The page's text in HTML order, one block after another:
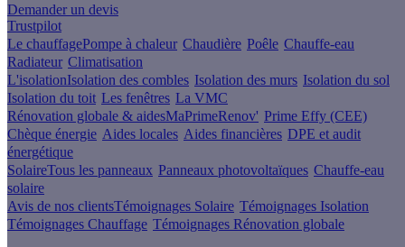
Demander un devis
Trustpilot
Le chauffagePompe à chaleur Chaudière Poêle Chauffe-eau
Radiateur Climatisation
L'isolationIsolation des combles Isolation des murs Isolation du sol
Isolation du toit Les fenêtres La VMC
Rénovation globale & aidesMaPrimeRenov' Prime Effy (CEE)
Chèque énergie Aides locales Aides financières DPE et audit
énergétique
SolaireTous les panneaux Panneaux photovoltaïques Chauffe-eau
solaire
Avis de nos clientsTémoignages Solaire Témoignages Isolation
Témoignages Chauffage Témoignages Rénovation globale